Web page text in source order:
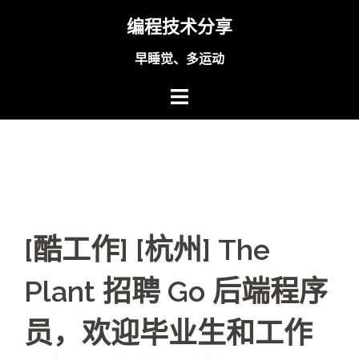
编程技术分享
早睡觉、多运动
[酷工作] [杭州] The
Plant 招聘 Go 后端程序
员，欢迎毕业生和工作